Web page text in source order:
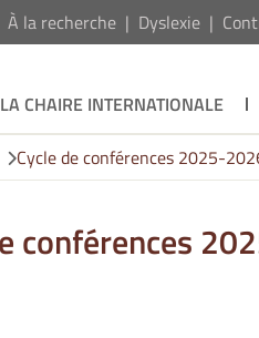
À la recherche Dyslexie
LA CHAIRE INTERNATIONALE
Cycle de conférences 2025-
conférences